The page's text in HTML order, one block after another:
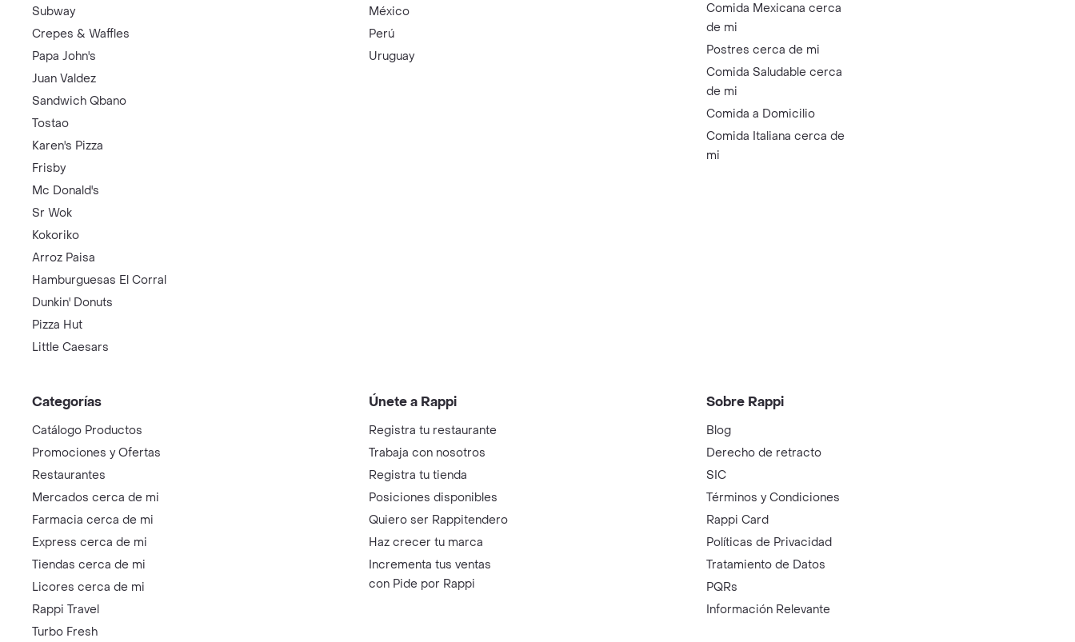
Subway
Crepes & Waffles
Papa John's
Juan Valdez
Sandwich Qbano
Tostao
Karen's Pizza
Frisby
Mc Donald's
Sr Wok
Kokoriko
Arroz Paisa
Hamburguesas El Corral
Dunkin' Donuts
Pizza Hut
Little Caesars
México
Perú
Uruguay
Comida Mexicana cerca
de mi
Postres cerca de mi
Comida Saludable cerca
de mi
Comida a Domicilio
Comida Italiana cerca de
mi
Categorías
Catálogo Productos
Promociones y Ofertas
Restaurantes
Mercados cerca de mi
Farmacia cerca de mi
Express cerca de mi
Tiendas cerca de mi
Licores cerca de mi
Rappi Travel
Turbo Fresh
Únete a Rappi
Registra tu restaurante
Trabaja con nosotros
Registra tu tienda
Posiciones disponibles
Quiero ser Rappitendero
Haz crecer tu marca
Incrementa tus ventas
con Pide por Rappi
Sobre Rappi
Blog
Derecho de retracto
SIC
Términos y Condiciones
Rappi Card
Políticas de Privacidad
Tratamiento de Datos
PQRs
Información Relevante